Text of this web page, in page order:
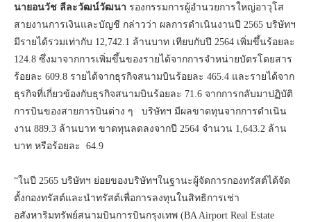
นายอนวัช ลีละวัฒน์วัฒนา รองกรรมการผู้อำนวยการใหญ่อาวุโส
สายงานการเงินและบัญชี กล่าวว่า ผลการดำเนินงานปี 2565 บริษัทฯ
มีรายได้รวมเท่ากับ 12,742.1 ล้านบาท เทียบกับปี 2564 เพิ่มขึ้นร้อยละ
124.8 ซึ่งมาจากการเพิ่มขึ้นของรายได้จากการจำหน่ายบัตรโดยสาร
ร้อยละ 609.8 รายได้จากธุรกิจสนามบินร้อยละ 465.4 และรายได้จาก
ธุรกิจที่เกี่ยวข้องกับธุรกิจสนามบินร้อยละ 71.6 จากการกลับมาปฏิบัติ
การบินของสายการบินต่าง ๆ บริษัทฯ มีผลขาดทุนจากการดำเนิน
งาน 889.3 ล้านบาท ขาดทุนลดลงจากปี 2564 จำนวน 1,643.2 ล้าน
บาท หรือร้อยละ 64.9
“ในปี 2565 บริษัทฯ ย่อยของบริษัทฯในฐานะผู้จัดการกองทรัสต์ได้จัด
ตั้งกองทรัสต์และนำทรัสต์เพื่อการลงทุนในสิทธิการเช่า
อสังหาริมทรัพย์สนามบินการบินกรุงเทพ (BA Airport Real Estate